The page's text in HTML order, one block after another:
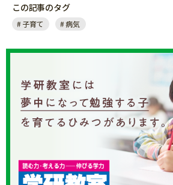
この記事のタグ
子育て 病気